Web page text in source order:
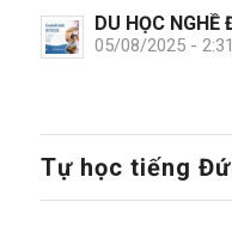
DU HỌC NGHỀ
05/08/2025 -
Tự học tiếng